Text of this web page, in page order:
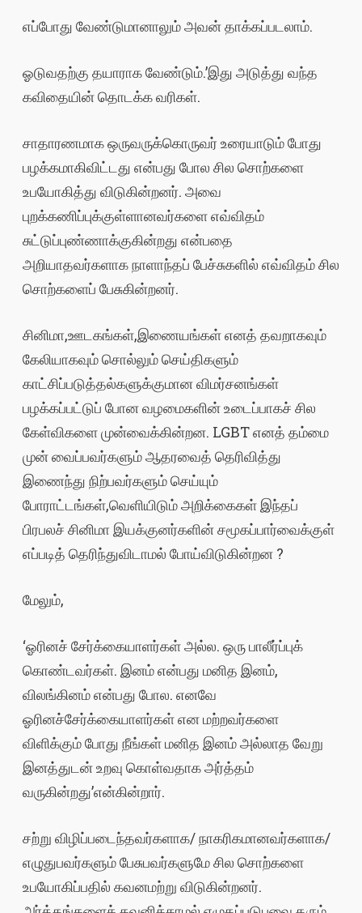
எப்போது வேண்டுமானாலும் அவன் தாக்கப்படலாம்.
ஓடுவதற்கு தயாராக வேண்டும்.’இது அடுத்து வந்த
கவிதையின் தொடக்க வரிகள்.
சாதாரணமாக ஒருவருக்கொருவர் உரையாடும் போது
பழக்கமாகிவிட்டது என்பது போல சில சொற்களை
உபயோகித்து விடுகின்றனர். அவை
புறக்கணிப்புக்குள்ளானவர்களை எவ்விதம்
சுட்டுப்புண்ணாக்குகின்றது என்பதை
அறியாதவர்களாக நாளாந்தப் பேச்சுகளில் எவ்விதம் சில
சொற்களைப் பேசுகின்றனர்.
சினிமா,ஊடகங்கள்,இணையங்கள் எனத் தவறாகவும்
கேலியாகவும் சொல்லும் செய்திகளும்
காட்சிப்படுத்தல்களுக்குமான விமர்சனங்கள்
பழக்கப்பட்டுப் போன வழமைகளின் உடைப்பாகச் சில
கேள்விகளை முன்வைக்கின்றன. LGBT எனத் தம்மை
முன் வைப்பவர்களும் ஆதரவைத் தெரிவித்து
இணைந்து நிற்பவர்களும் செய்யும்
போராட்டங்கள்,வெளியிடும் அறிக்கைகள் இந்தப்
பிரபலச் சினிமா இயக்குனர்களின் சமூகப்பார்வைக்குள்
எப்படித் தெரிந்துவிடாமல் போய்விடுகின்றன ?
மேலும்,
‘ஓரினச் சேர்க்கையாளர்கள் அல்ல. ஒரு பாலீர்ப்புக்
கொண்டவர்கள். இனம் என்பது மனித இனம்,
விலங்கினம் என்பது போல. எனவே
ஓரினச்சேர்க்கையாளர்கள் என மற்றவர்களை
விளிக்கும் போது நீங்கள் மனித இனம் அல்லாத வேறு
இனத்துடன் உறவு கொள்வதாக அர்த்தம்
வருகின்றது’என்கின்றார்.
சற்று விழிப்படைந்தவர்களாக/ நாகரிகமானவர்களாக/
எழுதுபவர்களும் பேசுபவர்களுமே சில சொற்களை
உபயோகிப்பதில் கவனமற்று விடுகின்றனர்.